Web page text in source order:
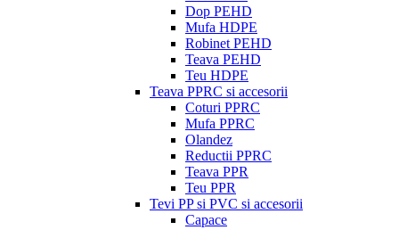
Dop PEHD
Mufa HDPE
Robinet PEHD
Teava PEHD
Teu HDPE
Teava PPRC si accesorii
Coturi PPRC
Mufa PPRC
Olandez
Reductii PPRC
Teava PPR
Teu PPR
Tevi PP si PVC si accesorii
Capace